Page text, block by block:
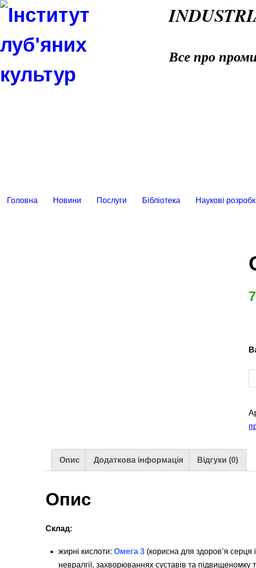
Все про
Головна Новини Послуги Бібліотека Наукові
Опис Додаткова інформація Відгуки (0)
Опис
Склад:
жирні кислоти: Омега 3(корисна для здоров’я серця і
невралгії, захворюваннях суставів та підвищеномку